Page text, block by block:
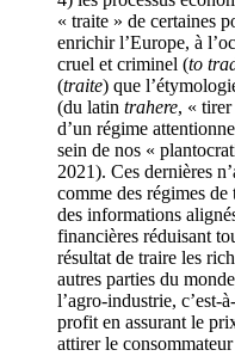
« traite » de certaines
enrichir l’Europe, à
cruel et criminel (to
(traite) que
(du latin trahere, «
d’un régime
sein de nos «
2021). Ces dernières
comme des régimes
des informations
financières réduisant
résultat de traire les
autres parties du
l’agro-industrie, c’est-
profit en assurant le
attirer le